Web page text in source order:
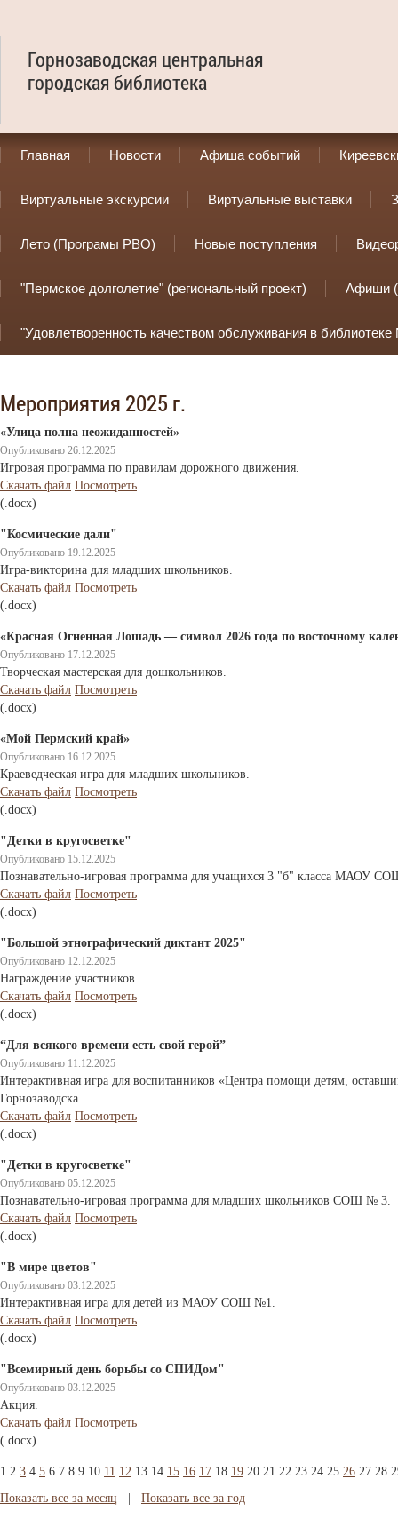
Горнозаводская центральная
городская библиотека
Главная Новости Афиша событий
Виртуальные экскурсии Виртуальные выставки
Лето (Програмы РВО) Новые поступления
"Пермское долголетие" (региональный проект) Афиши
"Удовлетворенность качеством обслуживания в
Мероприятия 2025 г.
«Улица полна неожиданностей»
Опубликовано 26.12.2025
Игровая программа по правилам дорожного движения.
Скачать файл Посмотреть
(.docx)
"Космические дали"
Опубликовано 19.12.2025
Игра-викторина для младших школьников.
Скачать файл Посмотреть
(.docx)
«Красная Огненная Лошадь — символ 2026 года по восточному
Опубликовано 17.12.2025
Творческая мастерская для дошкольников.
Скачать файл Посмотреть
(.docx)
«Мой Пермский край»
Опубликовано 16.12.2025
Краеведческая игра для младших школьников.
Скачать файл Посмотреть
(.docx)
"Детки в кругосветке"
Опубликовано 15.12.2025
Познавательно-игровая программа для учащихся 3 "б" класса МАОУ
Скачать файл Посмотреть
(.docx)
"Большой этнографический диктант 2025"
Опубликовано 12.12.2025
Награждение участников.
Скачать файл Посмотреть
(.docx)
“Для всякого времени есть свой герой”
Опубликовано 11.12.2025
Интерактивная игра для воспитанников «Центра помощи детям,
Горнозаводска.
Скачать файл Посмотреть
(.docx)
"Детки в кругосветке"
Опубликовано 05.12.2025
Познавательно-игровая программа для младших школьников СОШ № 3.
Скачать файл Посмотреть
(.docx)
"В мире цветов"
Опубликовано 03.12.2025
Интерактивная игра для детей из МАОУ СОШ №1.
Скачать файл Посмотреть
(.docx)
"Всемирный день борьбы со СПИДом"
Опубликовано 03.12.2025
Акция.
Скачать файл Посмотреть
(.docx)
1 2 3 4 5 6 7 8 9 10 11 12 13 14 15 16 17 18 19 20 21 22 23 24 25 26 27 28
Показать все за месяц
Показать все за год